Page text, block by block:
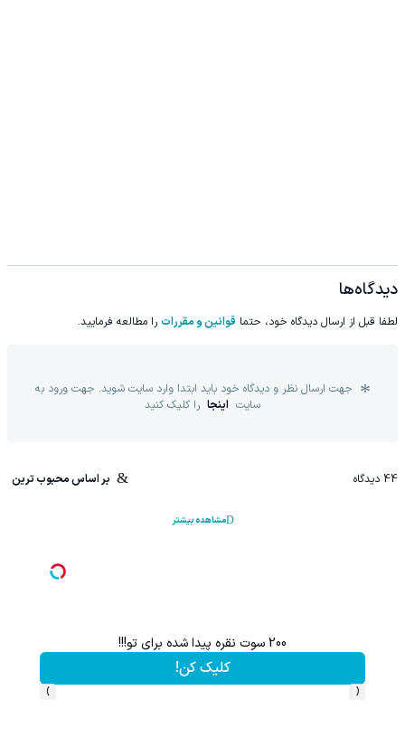
دیدگاه‌ها
لطفا قبل از ارسال دیدگاه خود، حتما قوانین و مقررات را مطالعه فرمایید.
جهت ارسال نظر و دیدگاه خود باید ابتدا وارد سایت شوید. جهت ورود به
سایت اینجا را کلیک کنید
44 دیدگاه بر اساس محبوب ترین
مشاهده بیشتر
200 سوت نقره پیدا شده برای تو!!!
کلیک کن!
‹
›